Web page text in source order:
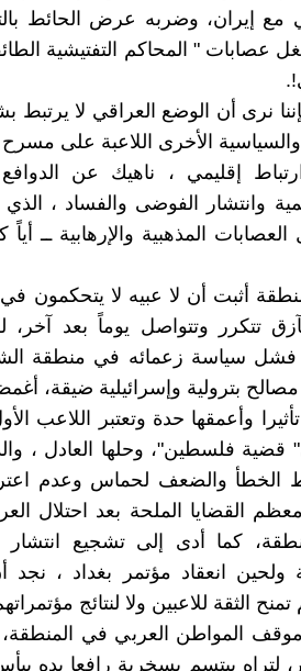
إيران، وضربه عرض الحائط
عصابات " المحاكم التفتيشية
نرى أن الوضع العراقي لا
الأخرى اللاعبة على مسرح
إقليمي ، ناهيك عن الدوافع
وانتشار الفوضى والفساد ،
المذهبية والإرهابية ــ أياً
أثبت أن لا عبيه لا يتحكمون
تتكرر وتتواصل يوماً بعد آخر،
فشل سياسة زعمائه في منطقة
بترولية وإسرائيلية ضيقة،
وأعمقها حدة وتعتبر اللاعب
فلسطين"، وحلها العادل ،
الخطأ والضعف لحماس وعدم
القضايا الملحة بعد احتلال
كما أدى إلى تشجيع انتشار
ولحين انعقاد مؤتمر بغداد ، نجد
تمنح الثقة للاعبين ولا لنتائج
المواطن العربي في
لتراه يبتسم بسخرية رافعا يده